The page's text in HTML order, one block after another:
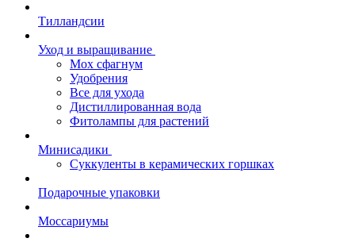
Тилландсии
Уход и выращивание
Мох сфагнум
Удобрения
Все для ухода
Дистиллированная вода
Фитолампы для растений
Минисадики
Суккуленты в керамических горшках
Подарочные упаковки
Моссариумы